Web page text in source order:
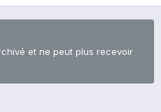
et ne peut plus recevoir